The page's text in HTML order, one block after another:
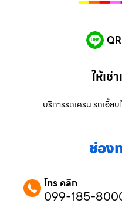
ให้เช่
บริการรถเครน รถเฮี๊ย
ช่อง
โทร คลิก
099-185-